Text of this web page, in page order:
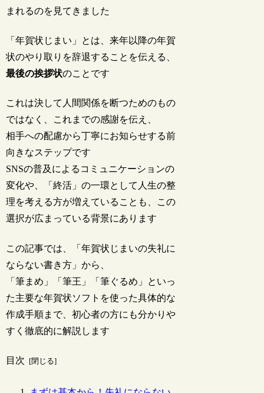
まれるのを見てきました
「年賀状じまい」とは、来年以降の年賀
状のやり取りを辞退することを伝える、
最後の挨拶状のことです
これは決して人間関係を断つためのもの
ではなく、これまでの感謝を伝え、
相手への配慮から丁寧にお知らせする前
向きなステップです
SNSの普及によるコミュニケーションの
変化や、「終活」の一環として人生の整
理を考える方が増えていることも、この
選択が広まっている背景にあります
この記事では、「年賀状じまいの失礼に
ならない書き方」から、
「筆まめ」「筆王」「筆ぐるめ」といっ
た主要な年賀状ソフトを使った具体的な
作成手順まで、初心者の方にも分かりや
すく徹底的に解説します
目次